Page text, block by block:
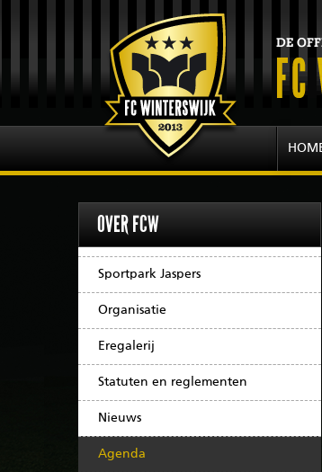
OVER FCW
Sportpark Jaspers
Organisatie
Eregalerij
Statuten en reglementen
Nieuws
Agenda